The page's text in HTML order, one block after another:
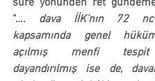
süre yönünden ret
“…. dava İİK’nın 72
kapsamında genel
açılmış menfi
dayandırılmış ise de,